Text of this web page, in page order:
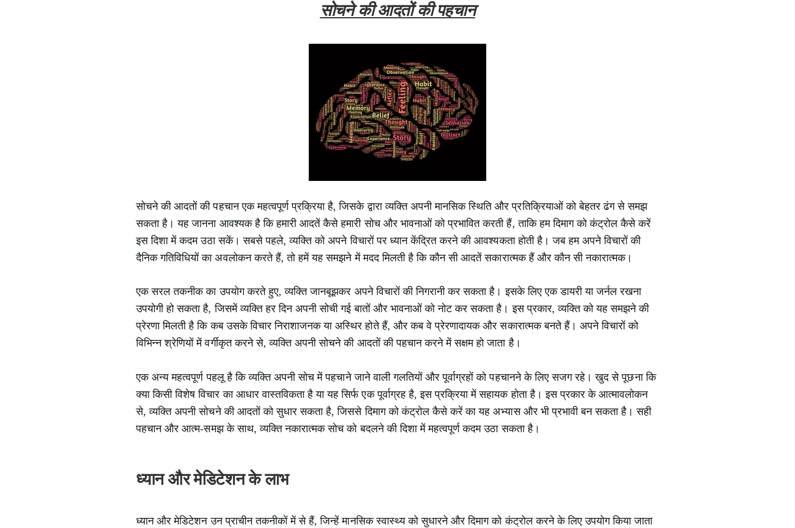
सोचने की आदतों की पहचान
सोचने की आदतों की पहचान एक महत्वपूर्ण प्रक्रिया है, जिसके द्वारा व्यक्ति अपनी मानसिक स्थिति और प्रतिक्रियाओं को बेहतर ढंग से समझ
सकता है। यह जानना आवश्यक है कि हमारी आदतें कैसे हमारी सोच और भावनाओं को प्रभावित करती हैं, ताकि हम दिमाग को कंट्रोल कैसे करें
इस दिशा में कदम उठा सकें। सबसे पहले, व्यक्ति को अपने विचारों पर ध्यान केंद्रित करने की आवश्यकता होती है। जब हम अपने विचारों की
दैनिक गतिविधियों का अवलोकन करते हैं, तो हमें यह समझने में मदद मिलती है कि कौन सी आदतें सकारात्मक हैं और कौन सी नकारात्मक।
एक सरल तकनीक का उपयोग करते हुए, व्यक्ति जानबूझकर अपने विचारों की निगरानी कर सकता है। इसके लिए एक डायरी या जर्नल रखना
उपयोगी हो सकता है, जिसमें व्यक्ति हर दिन अपनी सोची गई बातों और भावनाओं को नोट कर सकता है। इस प्रकार, व्यक्ति को यह समझने की
प्रेरणा मिलती है कि कब उसके विचार निराशाजनक या अस्थिर होते हैं, और कब वे प्रेरणादायक और सकारात्मक बनते हैं। अपने विचारों को
विभिन्न श्रेणियों में वर्गीकृत करने से, व्यक्ति अपनी सोचने की आदतों की पहचान करने में सक्षम हो जाता है।
एक अन्य महत्वपूर्ण पहलू है कि व्यक्ति अपनी सोच में पहचाने जाने वाली गलतियों और पूर्वाग्रहों को पहचानने के लिए सजग रहे। खुद से पूछना कि
क्या किसी विशेष विचार का आधार वास्तविकता है या यह सिर्फ एक पूर्वाग्रह है, इस प्रक्रिया में सहायक होता है। इस प्रकार के आत्मावलोकन
से, व्यक्ति अपनी सोचने की आदतों को सुधार सकता है, जिससे दिमाग को कंट्रोल कैसे करें का यह अभ्यास और भी प्रभावी बन सकता है। सही
पहचान और आत्म-समझ के साथ, व्यक्ति नकारात्मक सोच को बदलने की दिशा में महत्वपूर्ण कदम उठा सकता है।
ध्यान और मेडिटेशन के लाभ
ध्यान और मेडिटेशन उन प्राचीन तकनीकों में से हैं, जिन्हें मानसिक स्वास्थ्य को सुधारने और दिमाग को कंट्रोल करने के लिए उपयोग किया जाता